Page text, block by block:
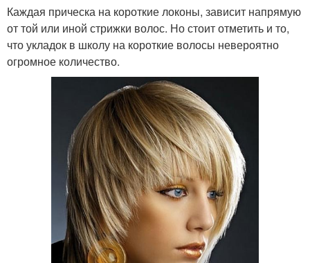
Каждая прическа на короткие локоны, зависит напрямую
от той или иной стрижки волос. Но стоит отметить и то,
что укладок в школу на короткие волосы невероятно
огромное количество.